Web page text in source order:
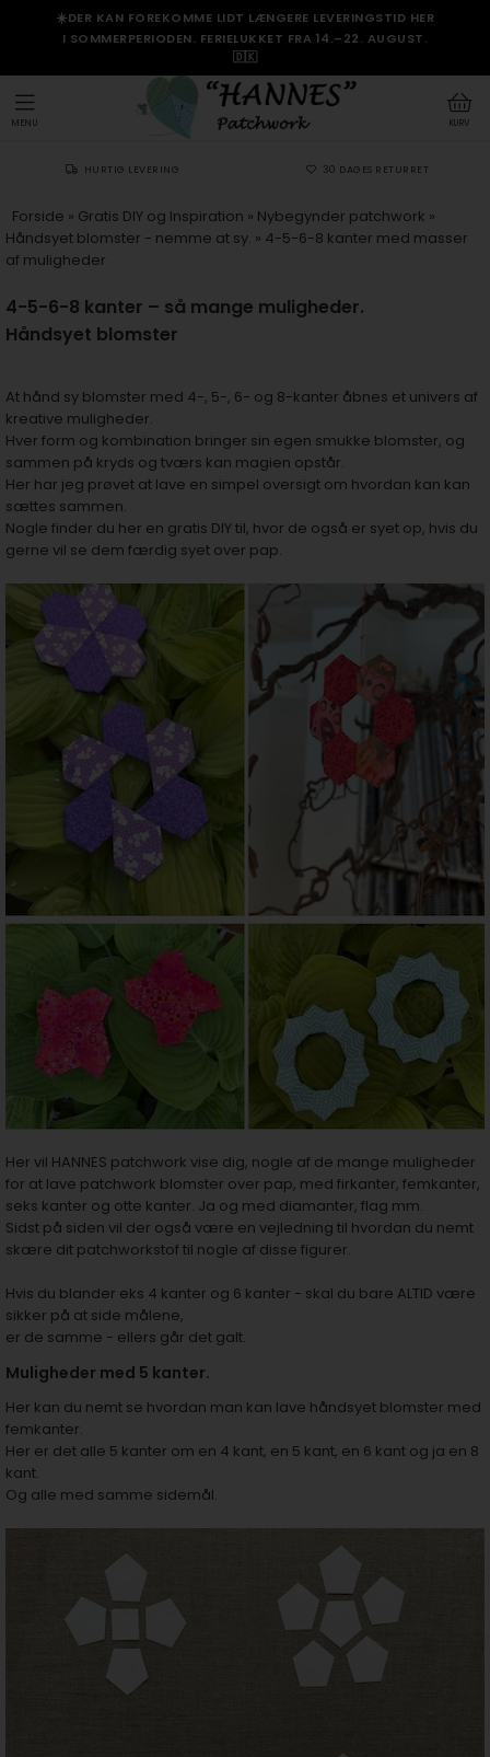
☀️DER KAN FOREKOMME LIDT LÆNGERE LEVERINGSTID HER
I SOMMERPERIODEN. FERIELUKKET FRA 14.–22. AUGUST.
🇩🇰
KURV
MENU
HURTIG LEVERING 30 DAGES RETURRET
Forside » Gratis DIY og Inspiration » Nybegynder patchwork »
Håndsyet blomster - nemme at sy. » 4-5-6-8 kanter med masser
af muligheder
4-5-6-8 kanter – så mange muligheder.
Håndsyet blomster
At hånd sy blomster med 4-, 5-, 6- og 8-kanter åbnes et univers af
kreative muligheder.
Hver form og kombination bringer sin egen smukke blomster, og
sammen på kryds og tværs kan magien opstår.
Her har jeg prøvet at lave en simpel oversigt om hvordan kan kan
sættes sammen.
Nogle finder du her en gratis DIY til, hvor de også er syet op, hvis du
gerne vil se dem færdig syet over pap.
Her vil HANNES patchwork vise dig, nogle af de mange muligheder
for at lave patchwork blomster over pap, med firkanter, femkanter,
seks kanter og otte kanter. Ja og med diamanter, flag mm.
Sidst på siden vil der også være en vejledning til hvordan du nemt
skære dit patchworkstof til nogle af disse figurer.
Hvis du blander eks 4 kanter og 6 kanter - skal du bare ALTID være
sikker på at side målene,
er de samme - ellers går det galt.
Muligheder med 5 kanter.
Her kan du nemt se hvordan man kan lave håndsyet blomster med
femkanter.
Her er det alle 5 kanter om en 4 kant, en 5 kant, en 6 kant og ja en 8
kant.
Og alle med samme sidemål.